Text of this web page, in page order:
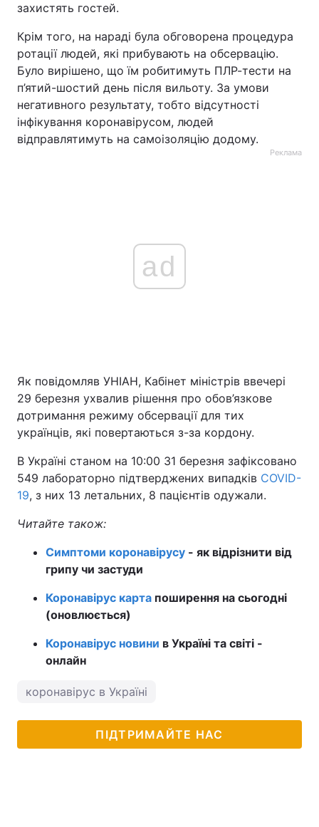
захистять гостей.
Крім того, на нараді була обговорена процедура
ротації людей, які прибувають на обсервацію.
Було вирішено, що їм робитимуть ПЛР-тести на
п’ятий-шостий день після вильоту. За умови
негативного результату, тобто відсутності
інфікування коронавірусом, людей
відправлятимуть на самоізоляцію додому.
Реклама
ad
Як повідомляв УНІАН, Кабінет міністрів ввечері
29 березня ухвалив рішення про обов’язкове
дотримання режиму обсервації для тих
українців, які повертаються з-за кордону.
В Україні станом на 10:00 31 березня зафіксовано
549 лабораторно підтверджених випадків COVID-
19, з них 13 летальних, 8 пацієнтів одужали.
Читайте також:
Симптоми коронавірусу - як відрізнити від
грипу чи застуди
Коронавірус карта поширення на сьогодні
(оновлюється)
Коронавірус новини в Україні та світі -
онлайн
коронавірус в Україні
ПІДТРИМАЙТЕ НАС